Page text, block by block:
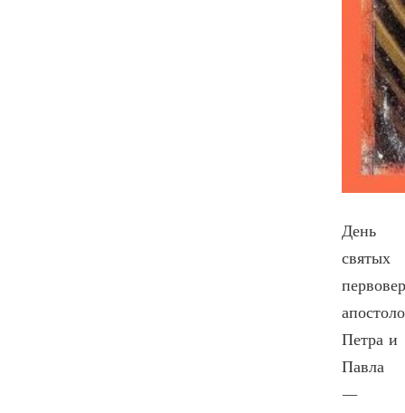
День
святых
Петра и
Павла
—